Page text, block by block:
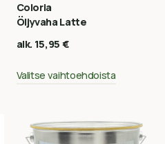
Coloria
Öljyvaha Latte
alk. 15,95 €
Valitse vaihtoehdoista